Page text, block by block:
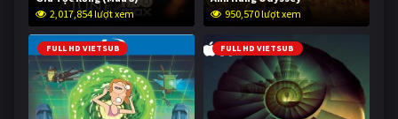
2,017,854 lượt xem
950,570 lượt xem
FULL HD VIETSUB FULL HD VIETSUB